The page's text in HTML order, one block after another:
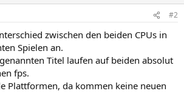
#2
zwischen den beiden CPUs in
Spielen an.
Titel laufen auf beiden absolut
fps.
Plattformen, da kommen keine neuen